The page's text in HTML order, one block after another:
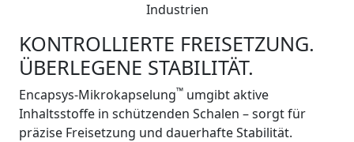
Industrien
KONTROLLIERTE FREISETZUNG.
ÜBERLEGENE STABILITÄT.
Encapsys-Mikrokapselung™ umgibt aktive
Inhaltsstoffe in schützenden Schalen – sorgt für
präzise Freisetzung und dauerhafte Stabilität.